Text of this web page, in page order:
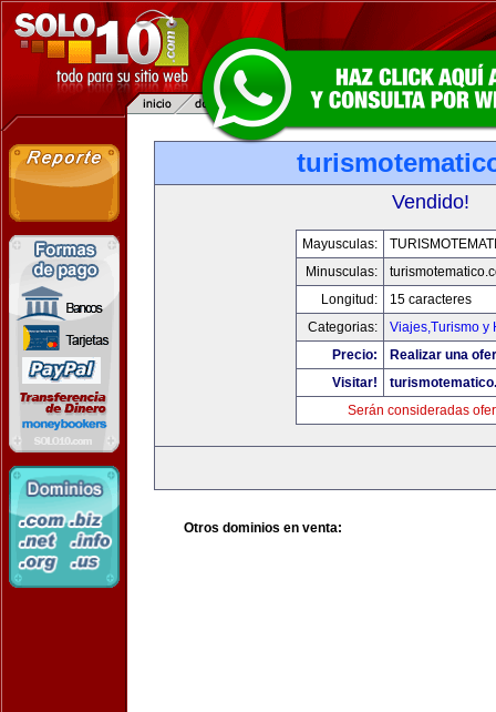
Vendido!
Mayusculas:
Minusculas:
Longitud:
15 caracteres
Categorias:
Viajes,Turismo y
Precio:
Realizar una
Visitar!
Serán consideradas
Otros dominios en venta: